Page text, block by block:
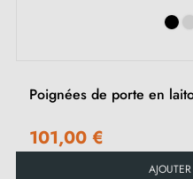
Poignées de porte en
101,00 €